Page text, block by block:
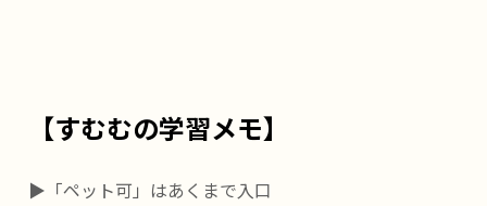
【すむむの学習メモ】
▶「ペット可」はあくまで入口